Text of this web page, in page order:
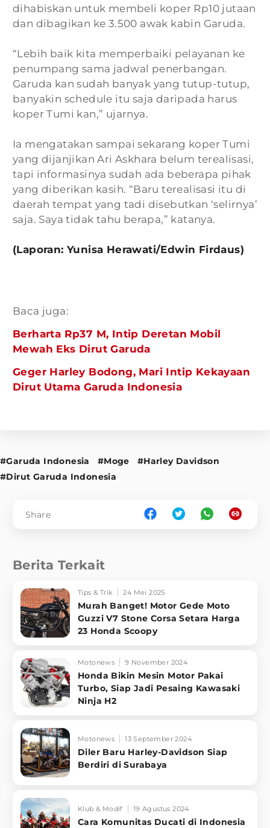
dihabiskan untuk membeli koper Rp10 jutaan
dan dibagikan ke 3.500 awak kabin Garuda.
“Lebih baik kita memperbaiki pelayanan ke
penumpang sama jadwal penerbangan.
Garuda kan sudah banyak yang tutup-tutup,
banyakin schedule itu saja daripada harus
koper Tumi kan,” ujarnya.
Ia mengatakan sampai sekarang koper Tumi
yang dijanjikan Ari Askhara belum terealisasi,
tapi informasinya sudah ada beberapa pihak
yang diberikan kasih. “Baru terealisasi itu di
daerah tempat yang tadi disebutkan ‘selirnya’
saja. Saya tidak tahu berapa,” katanya.
(Laporan: Yunisa Herawati/Edwin Firdaus)
Baca juga:
Berharta Rp37 M, Intip Deretan Mobil
Mewah Eks Dirut Garuda
Geger Harley Bodong, Mari Intip Kekayaan
Dirut Utama Garuda Indonesia
#Garuda Indonesia #Moge
#Harley Davidson
#Dirut Garuda Indonesia
Share
Berita Terkait
Tips & Trik 24 Mei 2025
Murah Banget! Motor Gede Moto
Guzzi V7 Stone Corsa Setara Harga
23 Honda Scoopy
Motonews 9 November 2024
Honda Bikin Mesin Motor Pakai
Turbo, Siap Jadi Pesaing Kawasaki
Ninja H2
Motonews 13 September 2024
Diler Baru Harley-Davidson Siap
Berdiri di Surabaya
Klub & Modif 19 Agustus 2024
Cara Komunitas Ducati di Indonesia